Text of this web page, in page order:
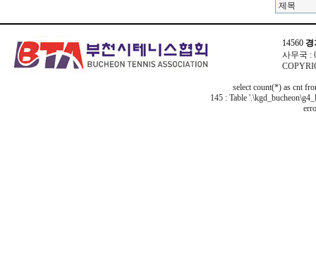
14560 경
사무국 :
select count(*) as cnt
145 : Table